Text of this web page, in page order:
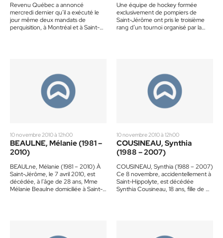
Revenu Québec a annoncé
mercredi dernier qu’il a exécuté le
jour même deux mandats de
perquisition, à Montréal et à Saint-
Une équipe de hockey formée
exclusivement de pompiers de
Saint-Jérôme ont pris le troisième
rang d’un tournoi organisé par la
10 novembre 2010 à 12h00
BEAULNE, Mélanie (1981 –
2010)
BEAULne, Mélanie (1981 – 2010) À
Saint-Jérôme, le 7 avril 2010, est
décédée, à l’âge de 28 ans, Mme
Mélanie Beaulne domiciliée à Saint-
10 novembre 2010 à 12h00
COUSINEAU, Synthia
(1988 – 2007)
COUSINEAU, Synthia (1988 – 2007)
Ce 8 novembre, accidentellement à
Saint-Hippolyte, est décédée
Synthia Cousineau, 18 ans, fille de M.